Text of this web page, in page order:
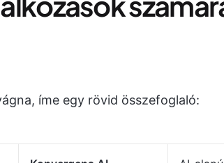
íme egy rövid összefoglaló: